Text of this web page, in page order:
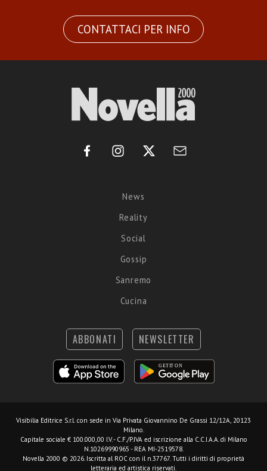
CONTATTACI PER INFO
News
Reality
Social
Gossip
Sanremo
Cucina
ABBONATI NEWSLETTER
Visibilia Editrice S.r.l. con sede in Via Privata Giovannino De Grassi 12/12A, 20123
Milano.
Capitale sociale € 100.000,00 I.V. - C.F./P.IVA ed iscrizione alla C.C.I.A.A. di Milano
N.10269990965 - REA MI-2519578.
Novella 2000 © 2026. Iscritta al ROC con il n.37767. Tutti i diritti di proprietà
letteraria ed artistica riservati.